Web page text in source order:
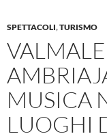
k
p
SPETTACOLI,TURISMO
MUSICA
LUOGHI